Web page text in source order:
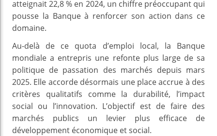
atteignait 22,8 % en 2024, un chiffre préoccupant qui
pousse la Banque à renforcer son action dans ce
domaine.
Au-delà de ce quota d’emploi local, la Banque
mondiale a entrepris une refonte plus large de sa
politique de passation des marchés depuis mars
2025. Elle accorde désormais une place accrue à des
critères qualitatifs comme la durabilité, l’impact
social ou l’innovation. L’objectif est de faire des
marchés publics un levier plus efficace de
développement économique et social.